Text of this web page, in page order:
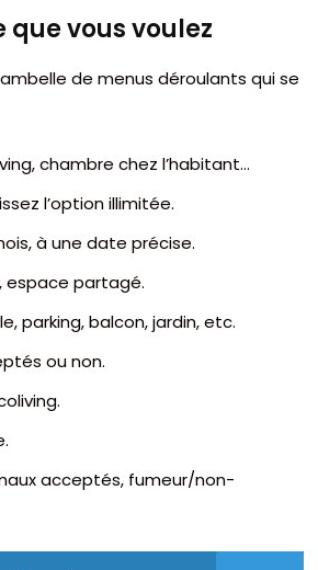
vous voulez
de menus déroulants qui se
chambre chez l’habitant…
l’option illimitée.
à une date précise.
espace partagé.
parking, balcon, jardin, etc.
ou non.
acceptés, fumeur/non-